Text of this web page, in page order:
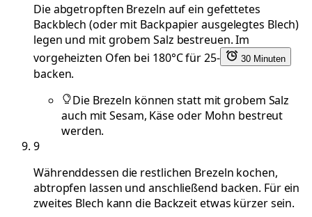
Die abgetropften Brezeln auf ein gefettetes
Backblech (oder mit Backpapier ausgelegtes Blech)
legen und mit grobem Salz bestreuen. Im
vorgeheizten Ofen bei 180°C für 25-
30 Minuten
backen.
Die Brezeln können statt mit grobem Salz
auch mit Sesam, Käse oder Mohn bestreut
werden.
9
Währenddessen die restlichen Brezeln kochen,
abtropfen lassen und anschließend backen. Für ein
zweites Blech kann die Backzeit etwas kürzer sein.